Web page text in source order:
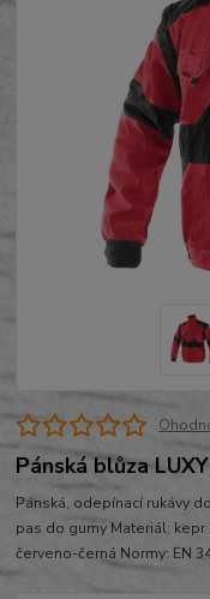
Pánská blůza
Pánská, odepínací rukávy
pas do gumy Materiál: kepr
červeno-černá Normy: EN